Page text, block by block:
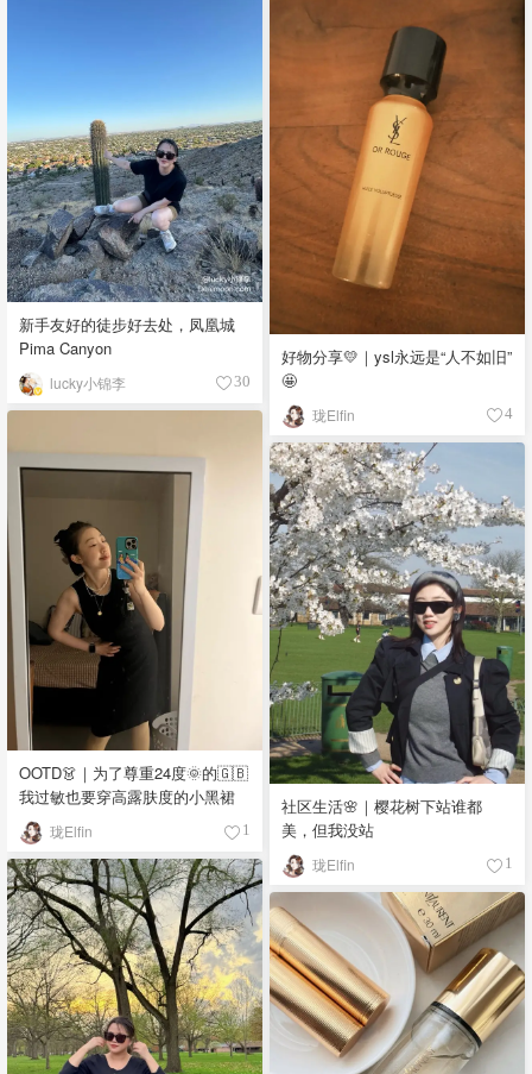
新手友好的徒步好去处，凤凰城
Pima Canyon
lucky小锦李 30
好物分享💛｜ysl永远是“人不如旧”
🤩
珑Elfin 4
OOTD👗｜为了尊重24度🌞的🇬🇧
我过敏也要穿高露肤度的小黑裙
珑Elfin 1
社区生活🌸｜樱花树下站谁都
美，但我没站
珑Elfin 1